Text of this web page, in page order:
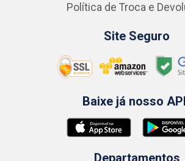
Política de Troca e
Site Seguro
Baixe já nosso
Departamentos